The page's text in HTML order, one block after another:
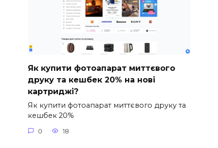
Як купити фотоапарат миттєвого
друку та кешбек 20% на нові
картриджі?
Як купити фотоапарат миттєвого друку та
кешбек 20%
0 18